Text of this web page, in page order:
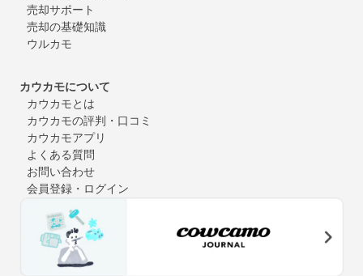
売却サポート
売却の基礎知識
ウルカモ
カウカモについて
カウカモとは
カウカモの評判・口コミ
カウカモアプリ
よくある質問
お問い合わせ
会員登録・ログイン